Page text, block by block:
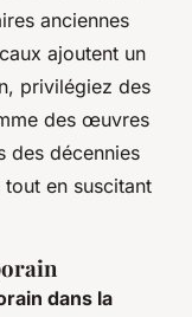
anciennes
ajoutent un
privilégiez des
des œuvres
des décennies
tout en suscitant
dans la